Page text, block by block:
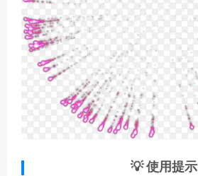
💡 使用提示